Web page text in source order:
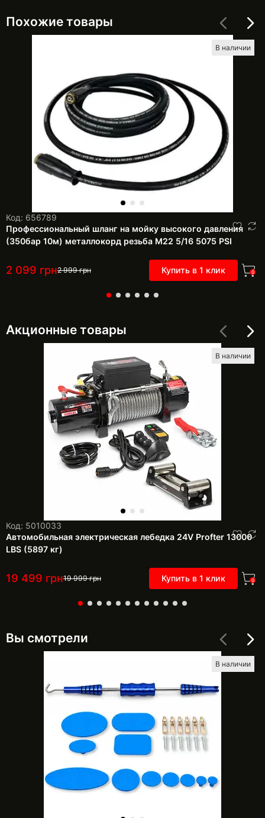
Похожие товары
В наличии
Код: 656789
Профессиональный шланг на мойку высокого давления
(350бар 10м) металлокорд резьба М22 5/16 5075 PSI
2 099 грн2 999грн Купить в 1 клик 0
Акционные товары
В наличии
Код: 5010033
Автомобильная электрическая лебедка 24V Profter 13000
LBS (5897 кг)
19 499 грн19 999грн Купить в 1 клик 0
Вы смотрели
В наличии